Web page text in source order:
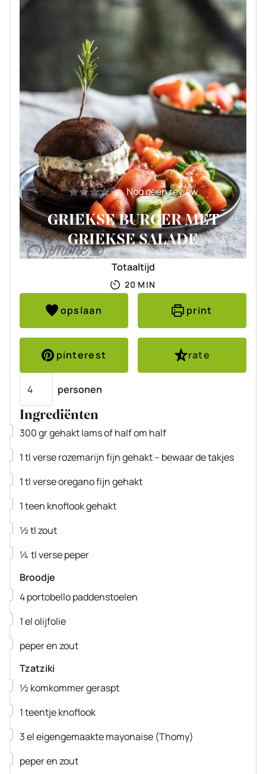
Nog geen review
GRIEKSE BURGER MET
GRIEKSE SALADE
Totaaltijd
20 MINUTEN
MIN
opslaan print
pinterest
rate
personen
Ingrediënten
▢
300grgehaktlams of half om half
▢
1tlverse rozemarijnfijn gehakt – bewaar de takjes
▢
1tlverse oreganofijn gehakt
▢
1teen knoflookgehakt
▢
½tlzout
▢
¼ tlverse peper
Broodje
▢
4portobello paddenstoelen
▢
1elolijfolie
▢
peper en zout
Tzatziki
▢
½komkommergeraspt
▢
1teentjeknoflook
▢
3eleigengemaakte mayonaise (Thomy)
▢
peper en zout